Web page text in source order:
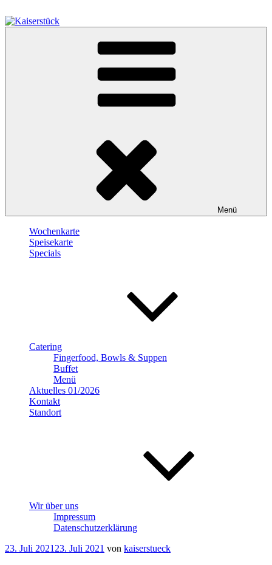
Inhalt
springen
Menü
Wochenkarte
Speisekarte
Specials
Catering
Fingerfood, Bowls & Suppen
Buffet
Menü
Aktuelles 01/2026
Kontakt
Standort
Wir über uns
Impressum
Datenschutzerklärung
Veröffentlicht
23. Juli 2021 23. Juli 2021 von kaiserstueck